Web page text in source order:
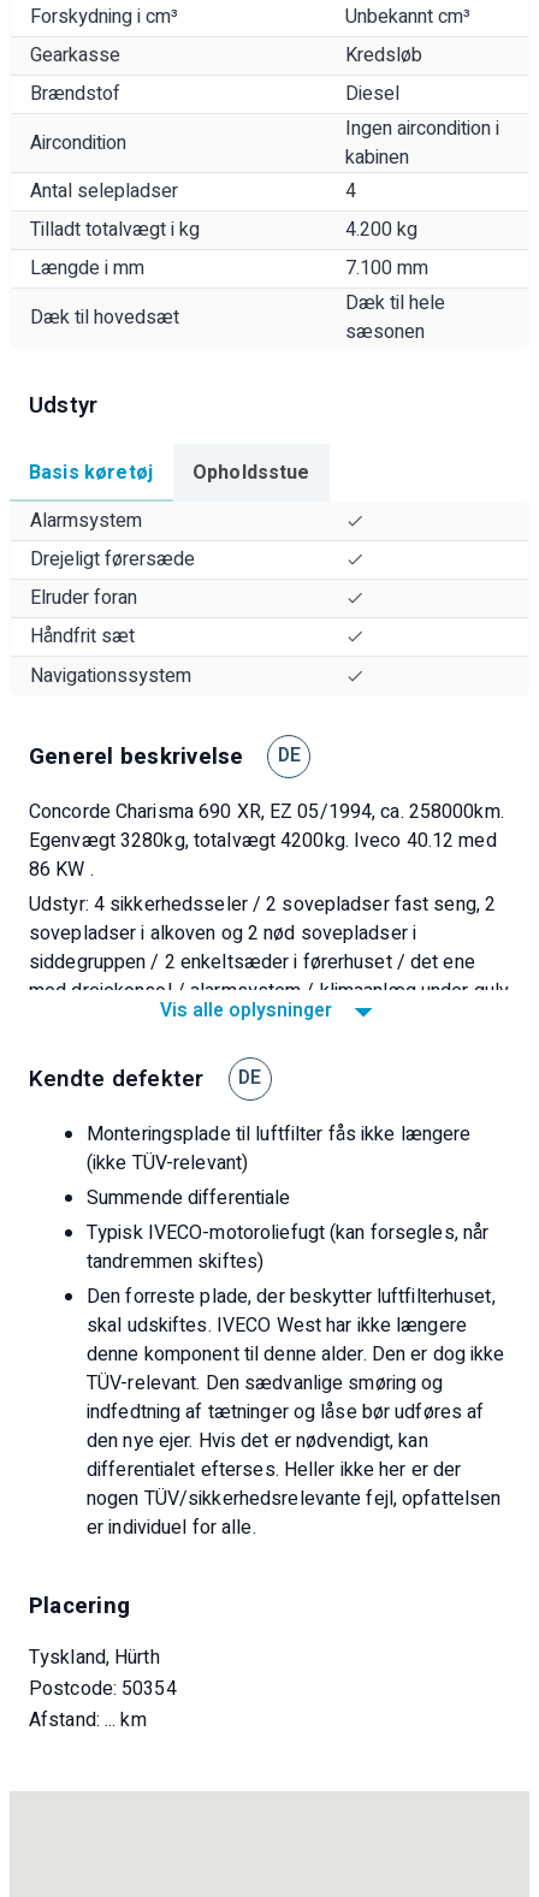
Forskydning i cm³
Unbekannt cm³
Gearkasse
Kredsløb
Brændstof
Diesel
Aircondition
Ingen aircondition i
kabinen
Antal selepladser
4
Tilladt totalvægt i kg
4.200 kg
Længde i mm
7.100 mm
Dæk til hovedsæt
Dæk til hele
sæsonen
Udstyr
Basis køretøj
Opholdsstue
Alarmsystem
Drejeligt førersæde
Elruder foran
Håndfrit sæt
Navigationssystem
Generel beskrivelse DE
Concorde Charisma 690 XR, EZ 05/1994, ca. 258000km.
Egenvægt 3280kg, totalvægt 4200kg. Iveco 40.12 med
86 KW .
Udstyr: 4 sikkerhedsseler / 2 sovepladser fast seng, 2
sovepladser i alkoven og 2 nød sovepladser i
siddegruppen / 2 enkeltsæder i førerhuset / det ene
med drejekonsol / alarmsystem / klimaanlæg under gulv
Truma, hold-up gasvarsler, satellitanlæg, markise,
cykel/motorcykel læsseplads, køleskab / Truma WW
varme ekstra Truma / 140L opvarmet ferskvandstank,
garage 2 døre og stor nyttelast mm. Jeg har bestemt
ikke listet alt ekstraudstyr. Køretøjet er i meget god
stand. H-nummerpladen kan ansøges om afhængigt af
byggeåret.
Autocamperen har lige fået en helt ny bagbremse,
udstødning og nye bagdæk. TÜV blev kun udført den
09.04.2025 uden mangler. Gastesten den 09.04.2025
blev også udført uden nogen fejl.
Da vi nu ejer en anden autocamper, vil denne blive
overdraget med øjeblikkelig virkning. Den vil ikke blive
registreret til eventuelle testkørsler før efter påske. Da
autocamperen i øjeblikket står på en bevogtet
parkeringsplads, kan den prøvekøres her.
Vis alle oplysninger
Kendte defekter DE
Monteringsplade til luftfilter fås ikke længere
(ikke TÜV-relevant)
Summende differentiale
Typisk IVECO-motoroliefugt (kan forsegles, når
tandremmen skiftes)
Den forreste plade, der beskytter luftfilterhuset,
skal udskiftes. IVECO West har ikke længere
denne komponent til denne alder. Den er dog ikke
TÜV-relevant. Den sædvanlige smøring og
indfedtning af tætninger og låse bør udføres af
den nye ejer. Hvis det er nødvendigt, kan
differentialet efterses. Heller ikke her er der
nogen TÜV/sikkerhedsrelevante fejl, opfattelsen
er individuel for alle.
Placering
Tyskland, Hürth
Postcode: 50354
Afstand:... km